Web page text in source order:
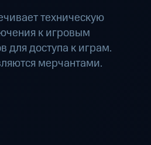
техническую
к игровым
для доступа к играм.
мерчантами.